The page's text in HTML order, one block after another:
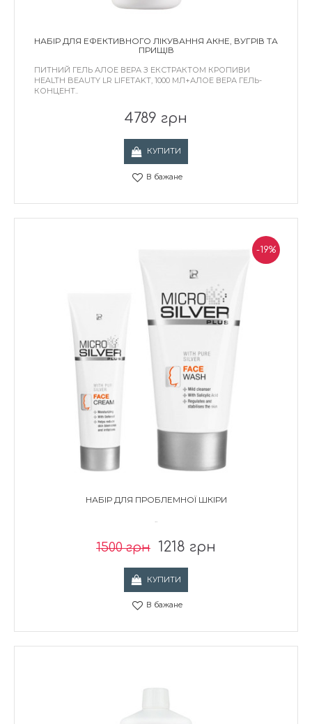
НАБІР ДЛЯ ЕФЕКТИВНОГО ЛІКУВАННЯ АКНЕ, ВУГРІВ ТА
ПРИЩІВ
ПИТНИЙ ГЕЛЬ АЛОЕ ВЕРА З ЕКСТРАКТОМ КРОПИВИ
HEALTH BEAUTY LR LIFETAKT, 1000 МЛ+АЛОЕ ВЕРА ГЕЛЬ-
КОНЦЕНТ..
4789 грн
КУПИТИ
В бажане
-19%
НАБІР ДЛЯ ПРОБЛЕМНОЇ ШКІРИ
1500 грн 1218 грн
КУПИТИ
В бажане